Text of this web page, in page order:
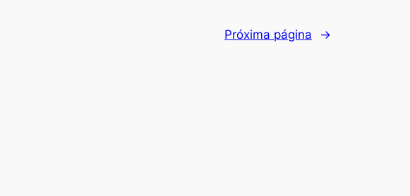
Próxima página →